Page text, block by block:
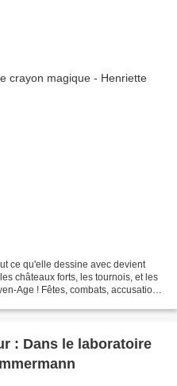
ce qu'elle dessine avec devient
châteaux forts, les tournois, et les
Age ! Fêtes, combats, accusation
: Dans le laboratoire